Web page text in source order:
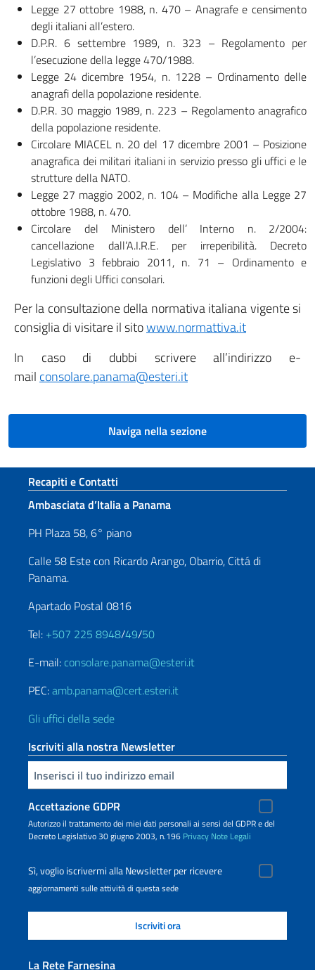
Legge 27 ottobre 1988, n. 470 – Anagrafe e censimento
degli italiani all’estero.
D.P.R. 6 settembre 1989, n. 323 – Regolamento per
l’esecuzione della legge 470/1988.
Legge 24 dicembre 1954, n. 1228 – Ordinamento delle
anagrafi della popolazione residente.
D.P.R. 30 maggio 1989, n. 223 – Regolamento anagrafico
della popolazione residente.
Circolare MIACEL n. 20 del 17 dicembre 2001 – Posizione
anagrafica dei militari italiani in servizio presso gli uffici e le
strutture della NATO.
Legge 27 maggio 2002, n. 104 – Modifiche alla Legge 27
ottobre 1988, n. 470.
Circolare del Ministero dell’ Interno n. 2/2004:
cancellazione dall’A.I.R.E. per irreperibilità. Decreto
Legislativo 3 febbraio 2011, n. 71 – Ordinamento e
funzioni degli Uffici consolari.
Per la consultazione della normativa italiana vigente si
consiglia di visitare il sitowww.normattiva.it
In caso di dubbi scrivere all’indirizzo e-
mail consolare.panama@esteri.it
Naviga nella sezione
Sezione footer
Recapiti e Contatti
Ambasciata d’Italia a Panama
PH Plaza 58, 6° piano
Calle 58 Este con Ricardo Arango, Obarrio, Cittá di
Panama.
Apartado Postal 0816
Tel: +507 225 8948/49/50
E-mail: consolare.panama@esteri.it
PEC:amb.panama@cert.esteri.it
Gli uffici della sede
Iscriviti alla nostra Newsletter
Inserisci la tua email
Accettazione GDPR
Autorizzo il trattamento dei miei dati personali ai sensi del GDPR e del
Decreto Legislativo 30 giugno 2003, n.196 Privacy Note Legali
Sì, voglio iscrivermi alla Newsletter per ricevere
aggiornamenti sulle attività di questa sede
La Rete Farnesina